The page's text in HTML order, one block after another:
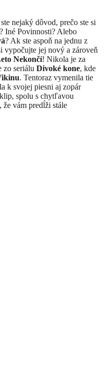
nejaký dôvod, prečo ste si
Iné Povinnosti? Alebo
? Ak ste aspoň na jednu z
vypočujte jej nový a zároveň
Nekončí! Nikola je za
zo seriálu Divoké kone, kde
. Tentoraz vymenila tie
k svojej piesni aj zopár
spolu s chytľavou
že vám predĺži stále